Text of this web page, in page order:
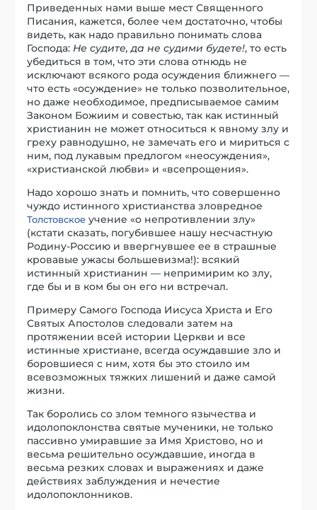
Приведенных нами выше мест Священного
Писания, кажется, более чем достаточно, чтобы
видеть, как надо правильно понимать слова
Господа: Не судите, да не судими будете!, то есть
убедиться в том, что эти слова отнюдь не
исключают всякого рода осуждения ближнего —
что есть «осуждение» не только позволительное,
но даже необходимое, предписываемое самим
Законом Божиим и совестью, так как истинный
христианин не может относиться к явному злу и
греху равнодушно, не замечать его и мириться с
ним, под лукавым предлогом «неосуждения»,
«христианской любви» и «всепрощения».
Надо хорошо знать и помнить, что совершенно
чуждо истинного христианства зловредное
Толстовское учение «о непротивлении злу»
(кстати сказать, погубившее нашу несчастную
Родину-Россию и ввергнувшее ее в страшные
кровавые ужасы большевизма!): всякий
истинный христианин — непримирим ко злу,
где бы и в ком бы он его ни встречал.
Примеру Самого Господа Иисуса Христа и Его
Святых Апостолов следовали затем на
протяжении всей истории Церкви и все
истинные христиане, всегда осуждавшие зло и
боровшиеся с ним, хотя бы это стоило им
всевозможных тяжких лишений и даже самой
жизни.
Так боролись со злом темного язычества и
идолопоклонства святые мученики, не только
пассивно умиравшие за Имя Христово, но и
весьма решительно осуждавшие, иногда в
весьма резких словах и выражениях и даже
действиях заблуждения и нечестие
идолопоклонников.